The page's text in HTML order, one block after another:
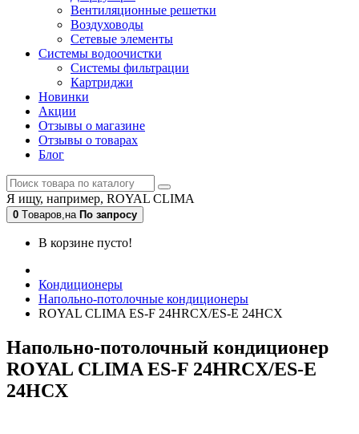
Вентиляционные решетки
Воздуховоды
Сетевые элементы
Системы водоочистки
Системы фильтрации
Картриджи
Новинки
Акции
Отзывы о магазине
Отзывы о товарах
Блог
Я ищу, например, ROYAL CLIMA
0 Tоваров,на По запросу
В корзине пусто!
Кондиционеры
Напольно-потолочные кондиционеры
ROYAL CLIMA ES-F 24HRCX/ES-E 24HCX
Напольно-потолочный кондиционер
ROYAL CLIMA ES-F 24HRCX/ES-E
24HCX